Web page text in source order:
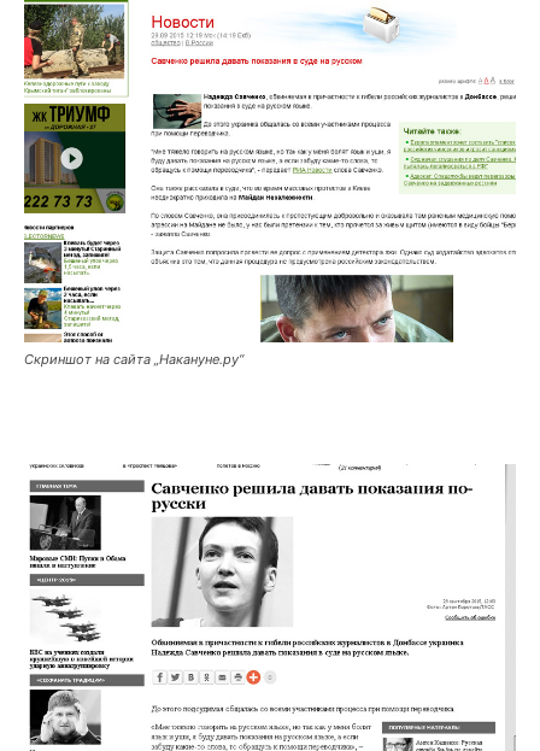
Скриншот на сайта „Накануне.ру“